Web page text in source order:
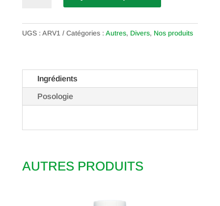
UGS : ARV1 Catégories : Autres, Divers, Nos produits
Ingrédients
Posologie
AUTRES PRODUITS